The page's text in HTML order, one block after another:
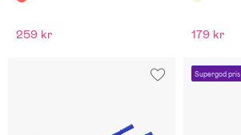
259 kr 179 kr
Supergod pris